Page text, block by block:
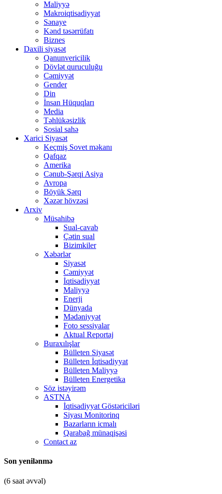
Maliyyə
Makroiqtisadiyyat
Sənaye
Kənd təsərrüfatı
Biznes
Daxili siyasət
Qanunvericilik
Dövlət quruculuğu
Cəmiyyət
Gender
Din
İnsan Hüquqları
Media
Təhlükəsizlik
Sosial sahə
Xarici Siyasət
Keçmiş Sovet məkanı
Qafqaz
Amerika
Cənub-Şərqi Asiya
Avropa
Böyük Şərq
Xəzər hövzəsi
Arxiv
Müsahibə
Sual-cavab
Çətin sual
Bizimkiler
Xəbərlər
Siyasət
Cəmiyyət
İqtisadiyyat
Maliyyə
Enerji
Dünyada
Mədəniyyət
Foto sessiyalar
Aktual Reportaj
Buraxılışlar
Bülleten Siyasət
Bülleten İqtisadiyyat
Bülleten Maliyyə
Bülleten Energetika
Söz istəyirəm
ASTNA
İqtisadiyyat Göstəriciləri
Siyası Monitorinq
Bazarların icmalı
Qarabağ münaqişəsi
Contact az
Son yenilənmə
(6 saat əvvəl)